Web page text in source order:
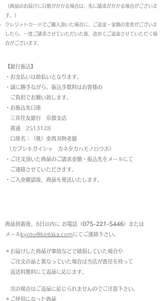
（商品のお届けに日数がかかる場合は、先に請求がかかる場合がございま
す。）
クレジットカードでご購入頂いた場合に、ご返金・金額の変更がございま
したら、一度ご請求させていただいた後、改めてご返金させていただく場
合がございます。
【銀行振込】
・お支払いは前払いとなります。
・ 誠に勝手ながら、振込手数料はお客様の
ご負担でお願い致します。
・お振込先口座
三井住友銀行 京都支店
普通 2513128
口座名：（株）金高刃物老舗
（カブシキガイシャ カネタカハモノロウホ）
・ご注文頂いた商品のご請求金額・振込先をメールにて
ご連絡させていただきます。
・ご入金確認後、商品を発送いたします。
商品到着後、8日以内に お電話（075-221-5446）または
メールkyoto@kintaka.com にてご連絡下さい。
＊お届けした商品が事故などで破損していた場合や
ご注文の品と異なっていた場合は当店が責任を持って
返送料無料にて返品に応じます。
次の場合はご返品に応じられませんのでご注意下さい。
＊ご使用になった商品